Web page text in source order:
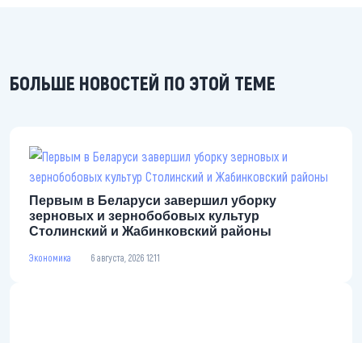
БОЛЬШЕ НОВОСТЕЙ ПО ЭТОЙ ТЕМЕ
Первым в Беларуси завершил уборку
зерновых и зернобобовых культур Столинский
и Жабинковский районы
Экономика 6 августа, 2026 12:11